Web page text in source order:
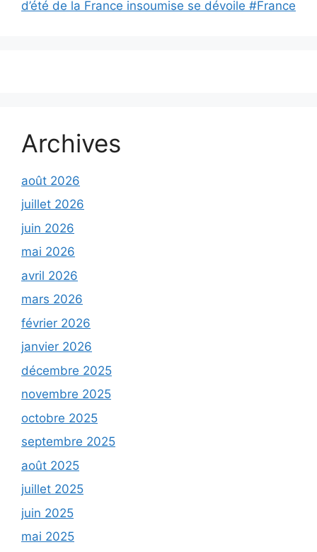
d’été de la France insoumise se dévoile #France
Archives
août 2026
juillet 2026
juin 2026
mai 2026
avril 2026
mars 2026
février 2026
janvier 2026
décembre 2025
novembre 2025
octobre 2025
septembre 2025
août 2025
juillet 2025
juin 2025
mai 2025